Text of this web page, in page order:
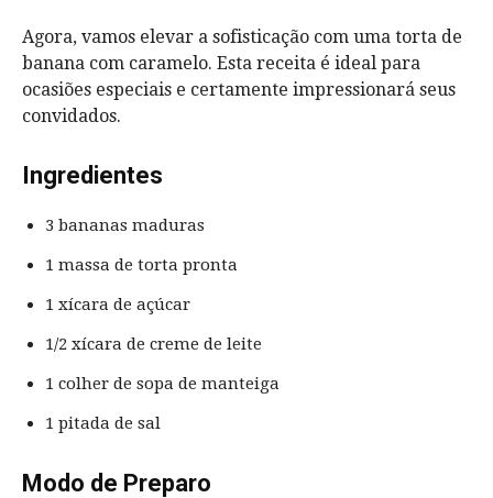
Agora, vamos elevar a sofisticação com uma torta de
banana com caramelo. Esta receita é ideal para
ocasiões especiais e certamente impressionará seus
convidados.
Ingredientes
3 bananas maduras
1 massa de torta pronta
1 xícara de açúcar
1/2 xícara de creme de leite
1 colher de sopa de manteiga
1 pitada de sal
Modo de Preparo